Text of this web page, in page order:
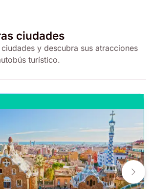
ciudades
y descubra sus atracciones
turístico.